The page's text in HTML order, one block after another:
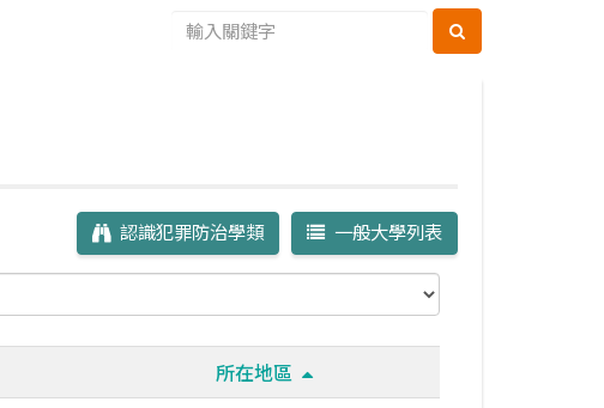
一般大學列表
認識犯罪防治學類
所在地區